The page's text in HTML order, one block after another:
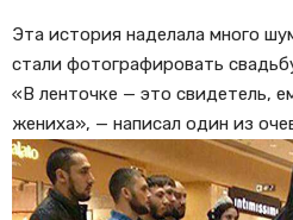
Эта история наделала много
стали фотографировать
«В ленточке — это свидетель,
жениха», — написал один из